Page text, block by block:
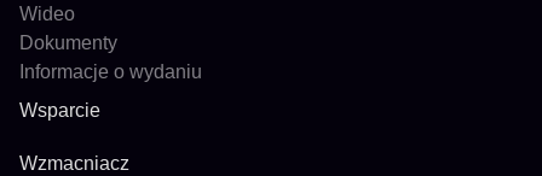
Wideo
Dokumenty
Informacje o wydaniu
Wsparcie
Wzmacniacz